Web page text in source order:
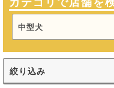
中型犬
絞り込み